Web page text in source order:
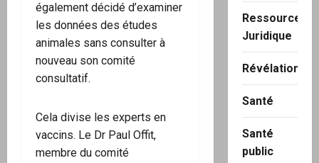
également décidé d’examiner
les données des études
animales sans consulter à
nouveau son comité
consultatif.
Cela divise les experts en
vaccins. Le Dr Paul Offit,
membre du comité
Ressource
Juridique
Révélation
Santé
Santé
public